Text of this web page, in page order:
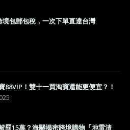
境包郵包稅，一次下單直達台灣
88VIP！雙十一買淘寶還能更便宜？！
罰15萬？海關揭密跨境購物「地雷清